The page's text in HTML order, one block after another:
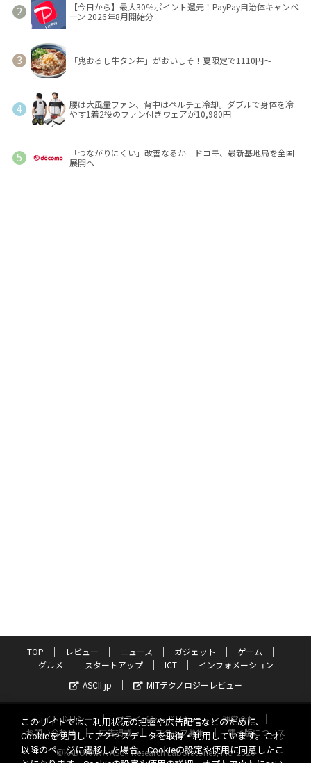
【今日から】最大30％ポイント還元！PayPay自治体キャンペ
ーン 2026年8月開始分
「鬼おろし牛タン丼」がおいしそ！夏限定で1110円～
腰は大風量ファン、背中はペルチェ冷却。ダブルで身体を冷
やす1着2役のファン付きウェアが10,980円
「つながりにくい」改善なるか ドコモ、最新基地局を全国
展開へ
TOP レビュー ニュース ガジェット
ゲーム
グルメ
スタートアップ ICT
インフォメーション
ASCII.jp
MITテクノロジーレビュー
サイトポリシー プライバシーポリシー
運営会社
お問い合わせ
広告掲載 スタッフ募集
電子版について
©KADOKAWA ASCII Research Laboratories, Inc. 2026
このサイトでは、利用状況の把握や広告配信などのために、
Cookieを使用してアクセスデータを取得・利用しています。これ
以降のページに遷移した場合、Cookieの設定や使用に同意したこ